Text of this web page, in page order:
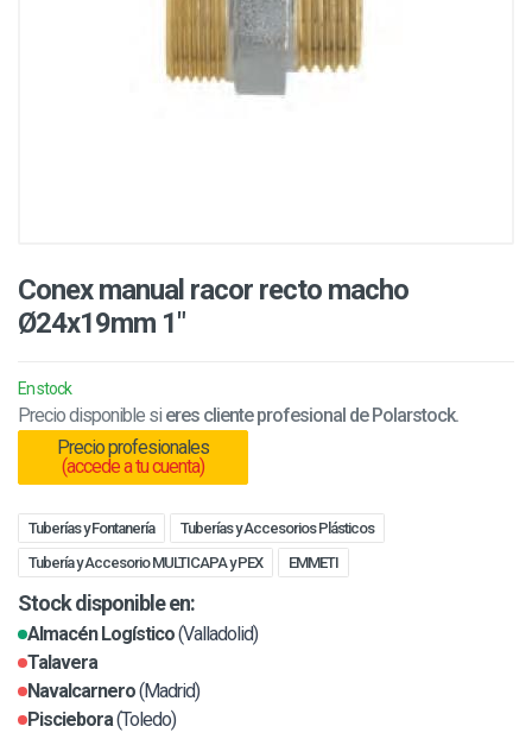
Conex manual racor recto macho
Ø24x19mm 1"
En stock
Precio disponible si eres cliente profesional de Polarstock.
Precio profesionales
(accede a tu cuenta)
Tuberías y Fontanería
Tuberías y Accesorios Plásticos
Tubería y Accesorio MULTICAPA y PEX
EMMETI
Stock disponible en:
Almacén Logístico(Valladolid)
Talavera
Navalcarnero(Madrid)
Pisciebora(Toledo)